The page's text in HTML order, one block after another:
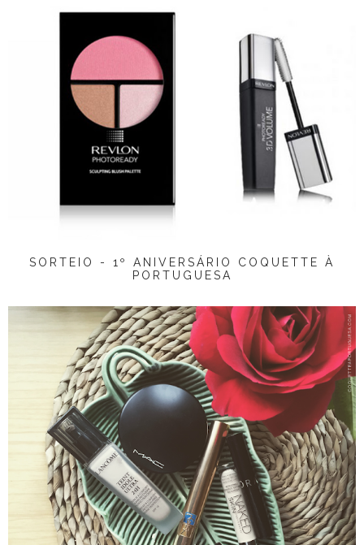
SORTEIO - 1º ANIVERSÁRIO COQUETTE À
PORTUGUESA